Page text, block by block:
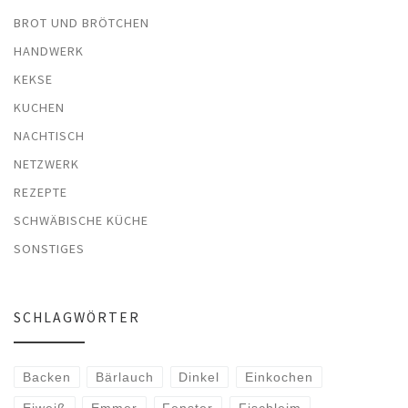
BROT UND BRÖTCHEN
HANDWERK
KEKSE
KUCHEN
NACHTISCH
NETZWERK
REZEPTE
SCHWÄBISCHE KÜCHE
SONSTIGES
SCHLAGWÖRTER
Backen Bärlauch Dinkel Einkochen